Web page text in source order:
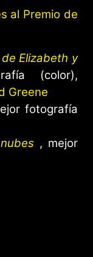
al Premio de
Elizabeth y
(color),
Greene
fotografía
, mejor